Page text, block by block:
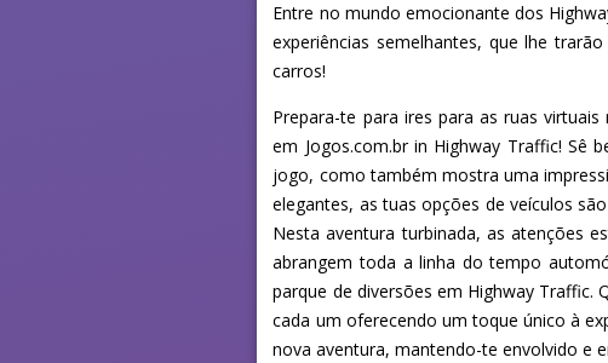
Entre no mundo emocionante dos
experiências semelhantes, que lhe
carros!
Prepara-te para ires para as ruas
em Jogos.com.br in Highway Traffic! Sê
jogo, como também mostra uma
elegantes, as tuas opções de veículos
Nesta aventura turbinada, as atenções
abrangem toda a linha do tempo
parque de diversões em Highway
cada um oferecendo um toque único à
nova aventura, mantendo-te envolvido e